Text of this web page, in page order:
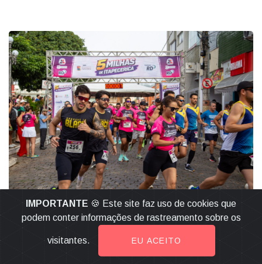
DIA INTERNACIONAL DA MULHER
Esporte e Empoderamento: Corrida 5
Milhas celebra o Dia Internacional da
IMPORTANTE 🍪 Este site faz uso de cookies que
podem conter informações de rastreamento sobre os
visitantes. EU ACEITO